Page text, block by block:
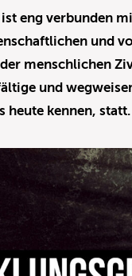
eng verbunden
und
menschlichen
und
heute kennen, statt.